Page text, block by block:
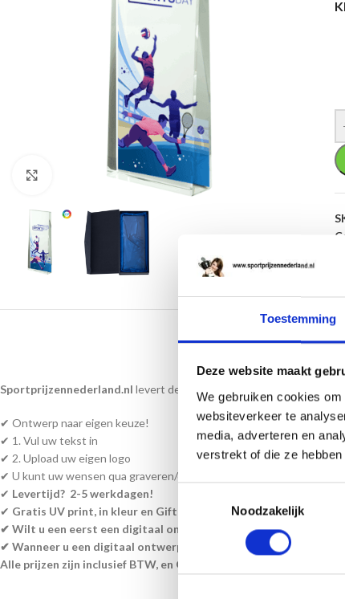
Toestemming
Deze website maakt
We gebruiken cookies
websiteverkeer te
media, adverteren en
verstrekt of die ze
Noodzakelijk
Klik om te vergroten
-
Sportprijzennederland.nl levert deze glasstandaards direct uit
✔ Ontwerp naar eigen keuze!
✔ 1. Vul uw tekst in
✔ 2. Upload uw eigen logo
✔ U kunt uw wensen qua graveren/ontwerp aangeven bij
✔ Levertijd? 2-5 werkdagen!
✔ Gratis UV print, in kleur en Giftbox!
✔ Wilt u een eerst een digitaal ontwerp ontvangen? geef dit
✔ Wanneer u een digitaal ontwerp wenst te ontvangen, is de
Alle prijzen zijn inclusief BTW, en Glasbewerking en Giftbox!